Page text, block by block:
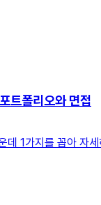
트폴리오와 면접
데 1가지를 꼽아 자